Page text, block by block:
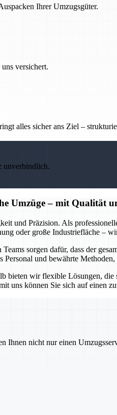
Ihrer Umzugsgüter.
versichert.
alles sicher ans Ziel –
unverbindlich.
Umzüge – mit Qualität
und Präzision. Als
oder große Industriefläche –
sorgen dafür, dass der
und bewährte
bieten wir flexible Lösungen,
können Sie sich auf einen
nicht nur einen